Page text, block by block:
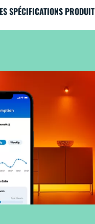
SPÉCIFICATIONS PRODUIT